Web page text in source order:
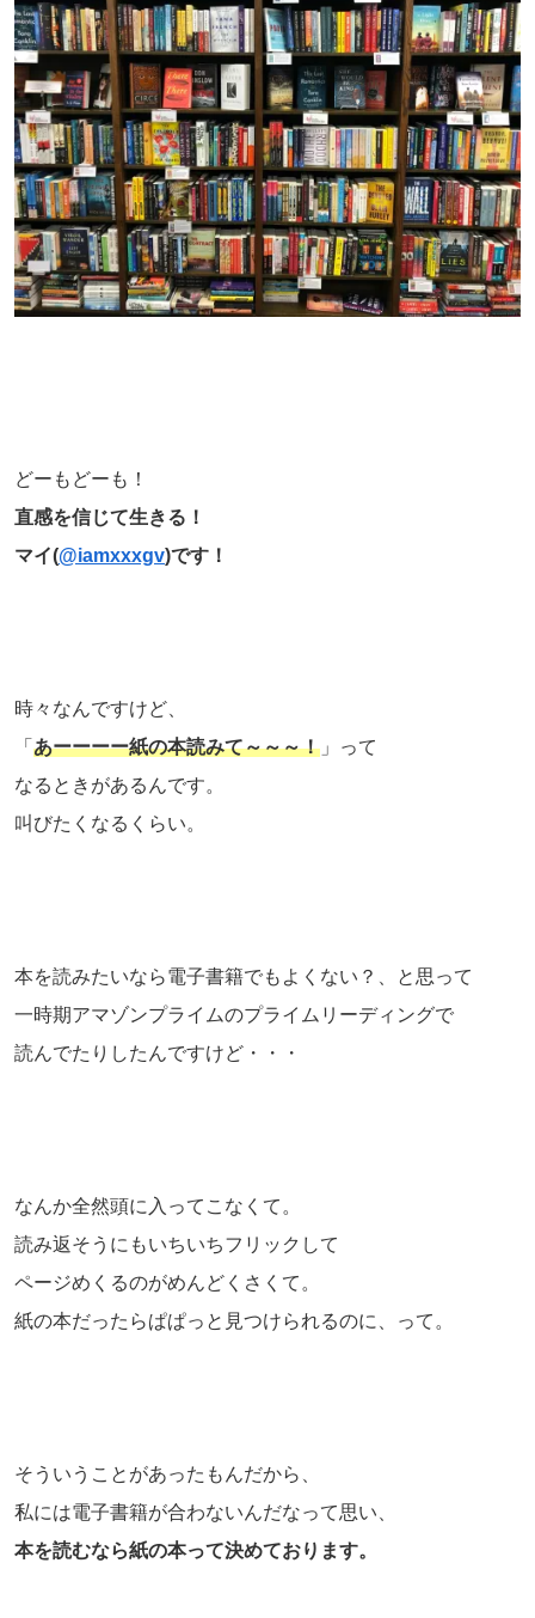
どーもどーも！
直感を信じて生きる！
マイ(@iamxxxgv)です！
時々なんですけど、
「 あーーーー紙の本読みて～～～！ 」って
なるときがあるんです。
叫びたくなるくらい。
本を読みたいなら電子書籍でもよくない？、と思って
一時期アマゾンプライムのプライムリーディングで
読んでたりしたんですけど・・・
なんか全然頭に入ってこなくて。
読み返そうにもいちいちフリックして
ページめくるのがめんどくさくて。
紙の本だったらぱぱっと見つけられるのに、って。
そういうことがあったもんだから、
私には電子書籍が合わないんだなって思い、
本を読むなら紙の本って決めております。